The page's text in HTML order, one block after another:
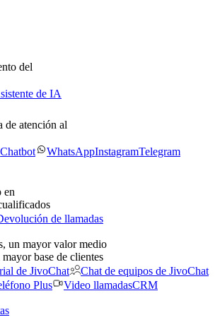
del
de IA
de atención al
Chatbot WhatsAppInstagramTelegram
en
de llamadas
un mayor valor medio
base de clientes
de JivoChat
Chat de equipos de JivoChat
Plus Video llamadasCRM